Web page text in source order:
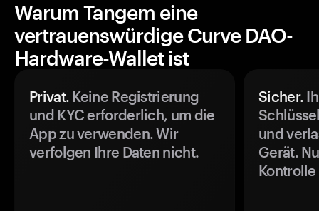
Warum Tangem eine
vertrauenswürdige Curve DAO-
Hardware-Wallet ist
Privat. Keine Registrierung
und KYC erforderlich, um die
App zu verwenden. Wir
verfolgen Ihre Daten nicht.
Sicher.
und
Gerät.